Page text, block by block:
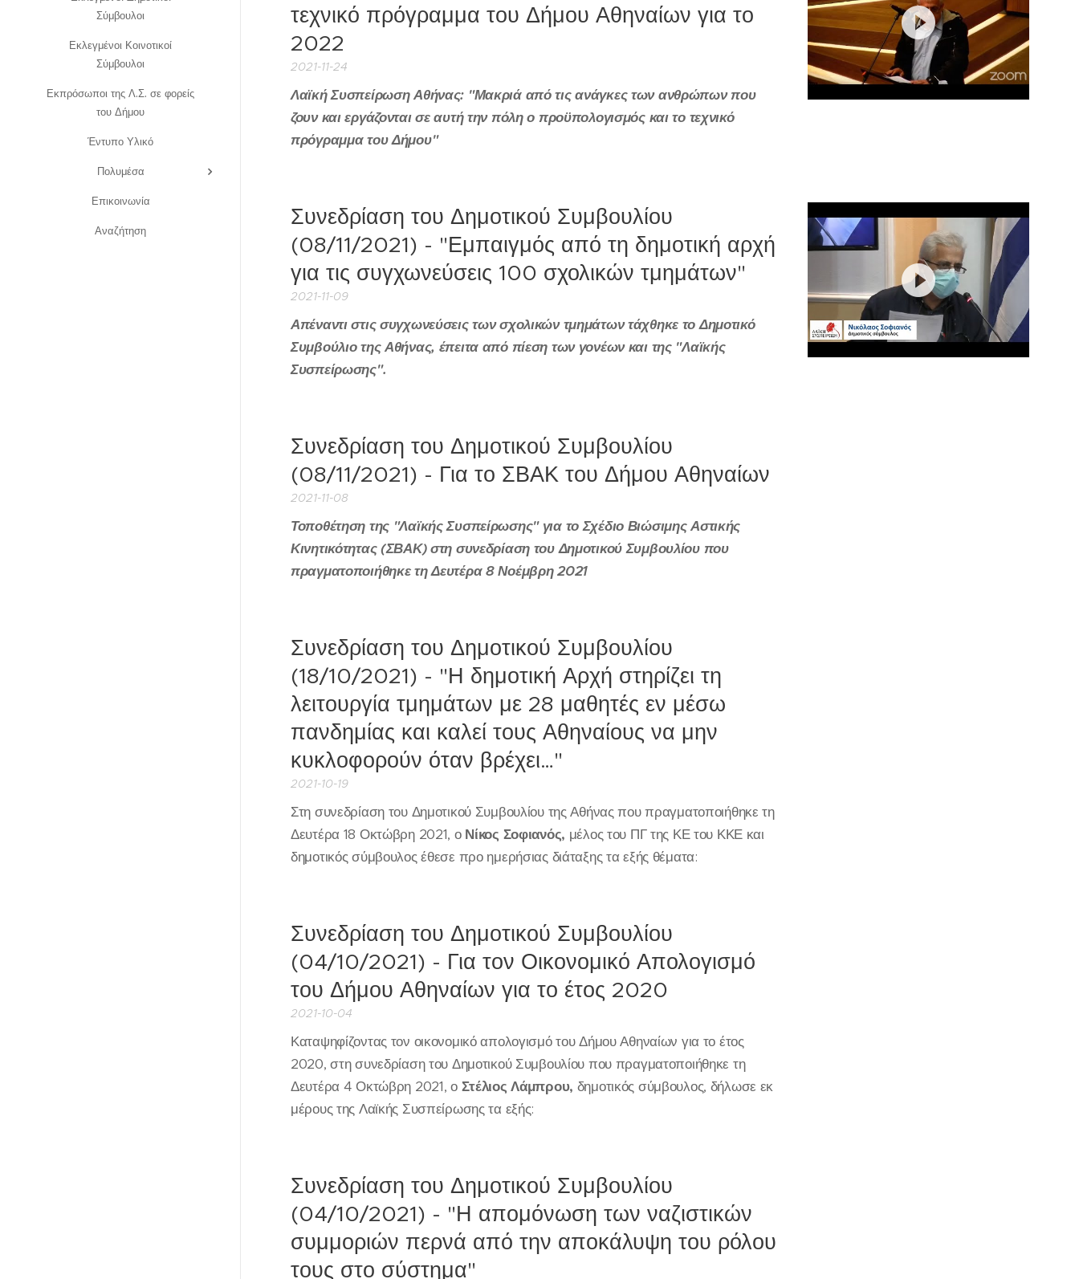
Σύμβουλοι
Εκλεγμένοι Κοινοτικοί
Σύμβουλοι
Εκπρόσωποι της Λ.Σ. σε φορείς
του Δήμου
Έντυπο Υλικό
Πολυμέσα
Επικοινωνία
Αναζήτηση
τεχνικό πρόγραμμα του Δήμου Αθηναίων για το
2022
2021-11-24
Λαϊκή Συσπείρωση Αθήνας: "Μακριά από τις ανάγκες των ανθρώπων που
ζουν και εργάζονται σε αυτή την πόλη ο προϋπολογισμός και το τεχνικό
πρόγραμμα του Δήμου"
Συνεδρίαση του Δημοτικού Συμβουλίου
(08/11/2021) - "Εμπαιγμός από τη δημοτική αρχή
για τις συγχωνεύσεις 100 σχολικών τμημάτων"
2021-11-09
Απέναντι στις συγχωνεύσεις των σχολικών τμημάτων τάχθηκε το Δημοτικό
Συμβούλιο της Αθήνας, έπειτα από πίεση των γονέων και της "Λαϊκής
Συσπείρωσης".
Συνεδρίαση του Δημοτικού Συμβουλίου
(08/11/2021) - Για το ΣΒΑΚ του Δήμου Αθηναίων
2021-11-08
Τοποθέτηση της "Λαϊκής Συσπείρωσης" για το Σχέδιο Βιώσιμης Αστικής
Κινητικότητας (ΣΒΑΚ) στη συνεδρίαση του Δημοτικού Συμβουλίου που
πραγματοποιήθηκε τη Δευτέρα 8 Νοέμβρη 2021
Συνεδρίαση του Δημοτικού Συμβουλίου
(18/10/2021) - "Η δημοτική Αρχή στηρίζει τη
λειτουργία τμημάτων με 28 μαθητές εν μέσω
πανδημίας και καλεί τους Αθηναίους να μην
κυκλοφορούν όταν βρέχει…"
2021-10-19
Στη συνεδρίαση του Δημοτικού Συμβουλίου της Αθήνας που πραγματοποιήθηκε τη
Δευτέρα 18 Οκτώβρη 2021, ο Νίκος Σοφιανός, μέλος του ΠΓ της ΚΕ του ΚΚΕ και
δημοτικός σύμβουλος έθεσε προ ημερήσιας διάταξης τα εξής θέματα:
Συνεδρίαση του Δημοτικού Συμβουλίου
(04/10/2021) - Για τον Οικονομικό Απολογισμό
του Δήμου Αθηναίων για το έτος 2020
2021-10-04
Καταψηφίζοντας τον οικονομικό απολογισμό του Δήμου Αθηναίων για το έτος
2020, στη συνεδρίαση του Δημοτικού Συμβουλίου που πραγματοποιήθηκε τη
Δευτέρα 4 Οκτώβρη 2021, ο Στέλιος Λάμπρου, δημοτικός σύμβουλος, δήλωσε εκ
μέρους της Λαϊκής Συσπείρωσης τα εξής:
Συνεδρίαση του Δημοτικού Συμβουλίου
(04/10/2021) - "Η απομόνωση των ναζιστικών
συμμοριών περνά από την αποκάλυψη του ρόλου
τους στο σύστημα"